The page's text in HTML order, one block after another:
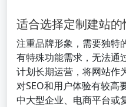
适合选择定制建站的
注重品牌形象，需要独特
有特殊功能需求，无法通
计划长期运营，将网站作
对SEO和用户体验有较高
中大型企业、电商平台或